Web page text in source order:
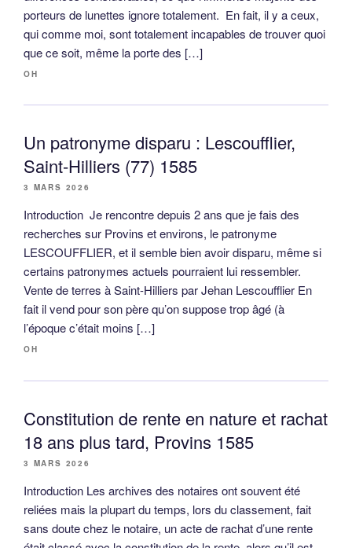
porteurs de lunettes ignore totalement. En fait, il y a ceux,
qui comme moi, sont totalement incapables de trouver quoi
que ce soit, même la porte des […]
OH
Un patronyme disparu : Lescoufflier,
Saint-Hilliers (77) 1585
3 MARS 2026
Introduction Je rencontre depuis 2 ans que je fais des
recherches sur Provins et environs, le patronyme
LESCOUFFLIER, et il semble bien avoir disparu, même si
certains patronymes actuels pourraient lui ressembler.
Vente de terres à Saint-Hilliers par Jehan Lescoufflier En
fait il vend pour son père qu’on suppose trop âgé (à
l’époque c’était moins […]
OH
Constitution de rente en nature et rachat
18 ans plus tard, Provins 1585
3 MARS 2026
Introduction Les archives des notaires ont souvent été
reliées mais la plupart du temps, lors du classement, fait
sans doute chez le notaire, un acte de rachat d’une rente